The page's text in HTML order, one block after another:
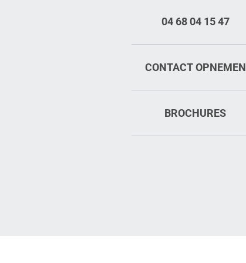
04 68 04 15 47
CONTACT OPNEMEN
BROCHURES